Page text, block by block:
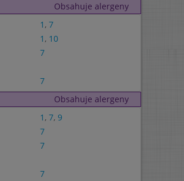
Obsahuje alergeny
1 , 7
1 , 10
7
7
Obsahuje alergeny
1 , 7, 9
7
7
7